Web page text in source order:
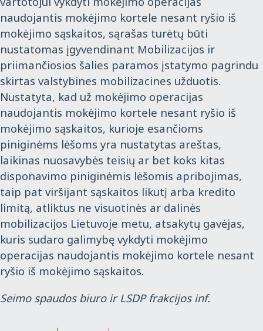
naudojantis mokėjimo kortele nesant ryšio iš
mokėjimo sąskaitos, sąrašas turėtų būti
nustatomas įgyvendinant Mobilizacijos ir
priimančiosios šalies paramos įstatymo pagrindu
skirtas valstybines mobilizacines užduotis.
Nustatyta, kad už mokėjimo operacijas
naudojantis mokėjimo kortele nesant ryšio iš
mokėjimo sąskaitos, kurioje esančioms
piniginėms lėšoms yra nustatytas areštas,
laikinas nuosavybės teisių ar bet koks kitas
disponavimo piniginėmis lėšomis apribojimas,
taip pat viršijant sąskaitos likutį arba kredito
limitą, atliktus ne visuotinės ar dalinės
mobilizacijos Lietuvoje metu, atsakytų gavėjas,
kuris sudaro galimybę vykdyti mokėjimo
operacijas naudojantis mokėjimo kortele nesant
ryšio iš mokėjimo sąskaitos.
Seimo spaudos biuro ir LSDP frakcijos inf.